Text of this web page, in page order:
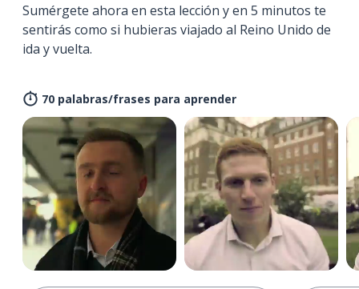
Sumérgete ahora en esta lección y en 5 minutos te
sentirás como si hubieras viajado al Reino Unido de
ida y vuelta.
70 palabras/frases para aprender